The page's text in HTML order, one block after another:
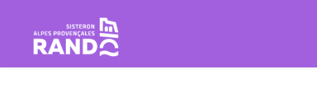
Wandern im Herzen der